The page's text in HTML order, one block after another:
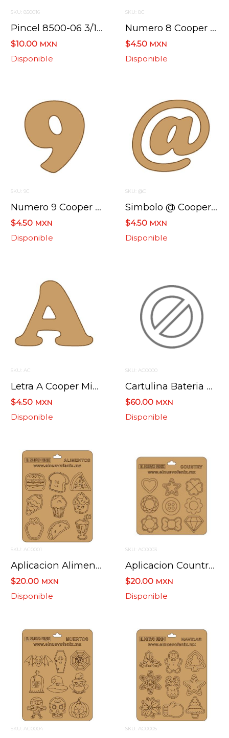
SKU: 850016
Pincel 8500-06 3/16 Redondo Turquesa
$10.00 MXN
Disponible
SKU: 8C
Numero 8 Cooper Mini 4 X 6 Cms.
$4.50 MXN
Disponible
SKU: 9C
Numero 9 Cooper Mini 4 X 6 Cms.
$4.50 MXN
Disponible
SKU: @C
Simbolo @ Cooper Mini 4 X 6 Cms.
$4.50 MXN
Disponible
SKU: AC
Letra A Cooper Mini 4 X 6 Cms.
$4.50 MXN
Disponible
SKU: AC0000
Cartulina Bateria Doble Grueso 51 X38 Cm
$60.00 MXN
Disponible
SKU: AC0001
Aplicacion Alimentos Cartulina Bateria
$20.00 MXN
Disponible
SKU: AC0003
Aplicacion Country Cartulina Bateria
$20.00 MXN
Disponible
SKU: AC0004 SKU: AC0005